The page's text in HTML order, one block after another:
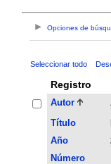
Opciones de
Seleccionar todo
Registro
Autor
Título
Año
Número